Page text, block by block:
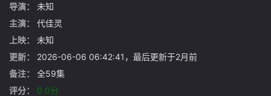
导演：
未知
主演：
代佳灵
上映：
未知
更新：
2026-06-06 06:42:41，最后更新于2月前
备注：
全59集
评分：
0.0分